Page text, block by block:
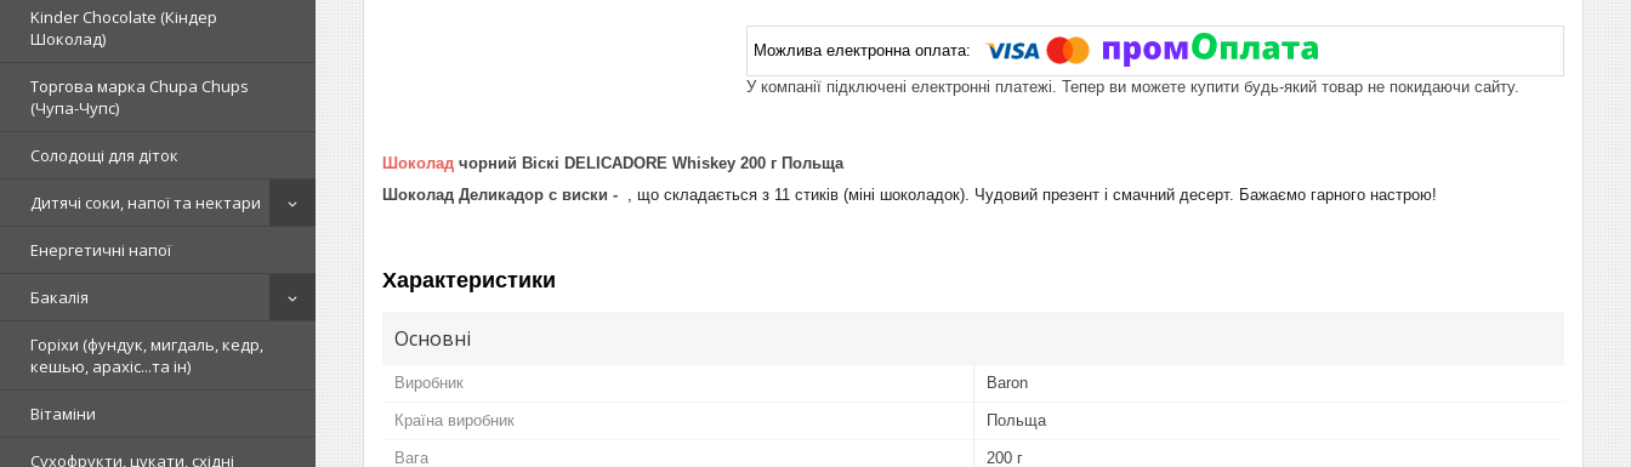
Kinder Chocolate (Кіндер
Шоколад)
Торгова марка Chupa Chups
(Чупа-Чупс)
Солодощі для діток
Дитячі соки, напої та нектари
Енергетичні напої
Бакалія
Горіхи (фундук, мигдаль, кедр,
кешью, арахіс...та ін)
Вітаміни
Сухофрукти, цукати, східні
У компанії підключені електронні платежі. Тепер ви можете купити будь-який товар не покидаючи сайту.
Шоколад чорний Віскі DELICADORE Whiskey 200 г Польща
Шоколад Деликадор с виски -
, що складається з 11 стиків (міні шоколадок). Чудовий презент і смачний десерт. Бажаємо гарного настрою!
Характеристики
Основні
Виробник Baron
Країна виробник Польща
Вага 200 г